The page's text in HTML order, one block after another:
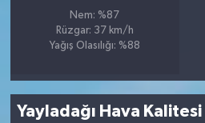
Nem: %87
Rüzgar: 37 km/h
Yağış Olasılığı: %88
Yayladağı Hava Kalitesi